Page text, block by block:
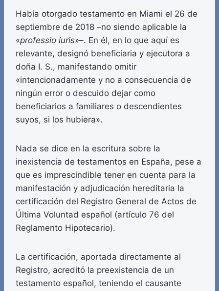
Había otorgado testamento en Miami el 26 de
septiembre de 2018 –no siendo aplicable la
«professio iuris»–. En él, en lo que aquí es
relevante, designó beneficiaria y ejecutora a
doña I. S., manifestando omitir
«intencionadamente y no a consecuencia de
ningún error o descuido dejar como
beneficiarios a familiares o descendientes
suyos, si los hubiera».
Nada se dice en la escritura sobre la
inexistencia de testamentos en España, pese a
que es imprescindible tener en cuenta para la
manifestación y adjudicación hereditaria la
certificación del Registro General de Actos de
Última Voluntad español (artículo 76 del
Reglamento Hipotecario).
La certificación, aportada directamente al
Registro, acreditó la preexistencia de un
testamento español, teniendo el causante